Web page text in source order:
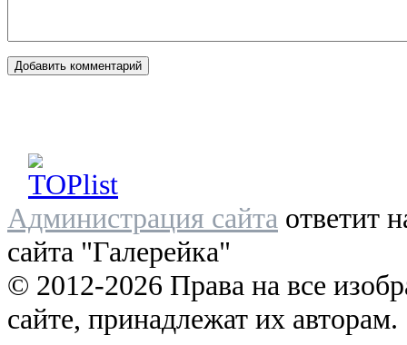
Администрация сайта ответит
сайта "Галерейка"
© 2012-2026 Права на все
сайте, принадлежат их авторам.